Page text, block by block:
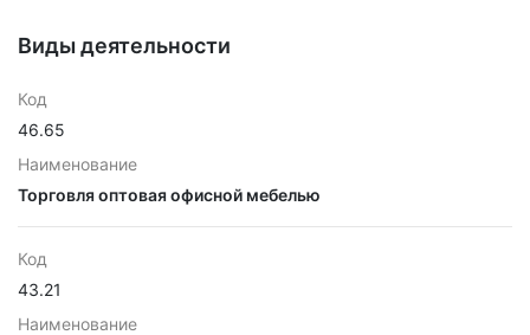
Виды деятельности
Код
46.65
Наименование
Торговля оптовая офисной мебелью
Код
43.21
Наименование